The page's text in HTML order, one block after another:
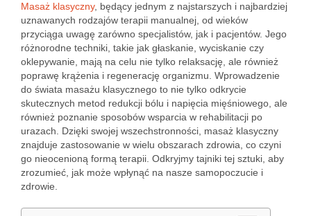
Masaż klasyczny, będący jednym z najstarszych i najbardziej
uznawanych rodzajów terapii manualnej, od wieków
przyciąga uwagę zarówno specjalistów, jak i pacjentów. Jego
różnorodne techniki, takie jak głaskanie, wyciskanie czy
oklepywanie, mają na celu nie tylko relaksację, ale również
poprawę krążenia i regenerację organizmu. Wprowadzenie
do świata masażu klasycznego to nie tylko odkrycie
skutecznych metod redukcji bólu i napięcia mięśniowego, ale
również poznanie sposobów wsparcia w rehabilitacji po
urazach. Dzięki swojej wszechstronności, masaż klasyczny
znajduje zastosowanie w wielu obszarach zdrowia, co czyni
go nieocenioną formą terapii. Odkryjmy tajniki tej sztuki, aby
zrozumieć, jak może wpłynąć na nasze samopoczucie i
zdrowie.